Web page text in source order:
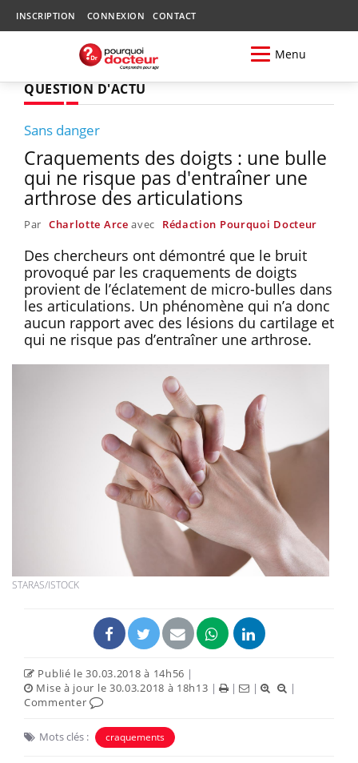
INSCRIPTION CONNEXION CONTACT
Menu
QUESTION D'ACTU
Sans danger
Craquements des doigts : une bulle
qui ne risque pas d'entraîner une
arthrose des articulations
Par Charlotte Arce avec Rédaction Pourquoi Docteur
Des chercheurs ont démontré que le bruit
provoqué par les craquements de doigts
provient de l’éclatement de micro-bulles dans
les articulations. Un phénomène qui n’a donc
aucun rapport avec des lésions du cartilage et
qui ne risque pas d’entraîner une arthrose.
STARAS/ISTOCK
Publié le 30.03.2018 à 14h56 |
Mise à jour le 30.03.2018 à 18h13 | | |
|
Commenter
Mots clés : craquements